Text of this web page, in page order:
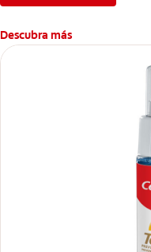
Colgate Total que te ofrece
antibacterial.
****Vs crema dental
**Con el cepillado 2 veces
Descubra más